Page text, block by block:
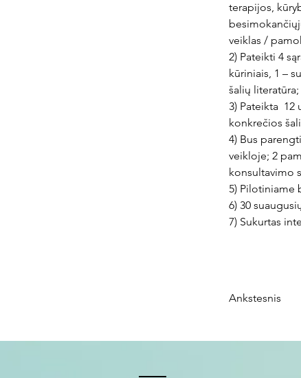
terapijos,
veiklas /
2) Pateikti 4
kūriniais, 1 –
šalių literatūra;
3) Pateikta
konkrečios
4) Bus
veikloje; 2
konsultavimo
5) Pilotiniame
6) 30
7) Sukurtas
Ankstesnis